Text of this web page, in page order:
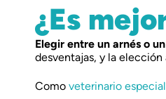
¿Es
Elegir entre un arnés o
desventajas, y la
Como veterinario